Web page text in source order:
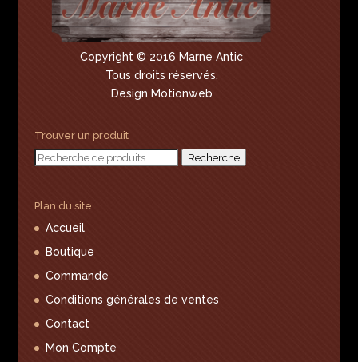
Copyright © 2016 Marne Antic
Tous droits réservés.
Design Motionweb
Trouver un produit
Recherche
Recherche
Plan du site
Accueil
Boutique
Commande
Conditions générales de ventes
Contact
Mon Compte